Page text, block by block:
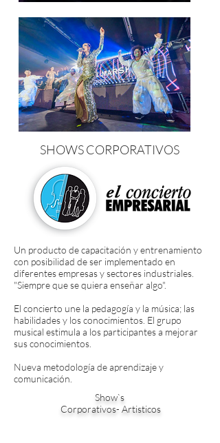
SHOWS CORPORATIVOS
Un producto de capacitación y entrenamiento
con posibilidad de ser implementado en
diferentes empresas y sectores industriales.
"Siempre que se quiera enseñar algo".
El concierto une la pedagogía y la música; las
habilidades y los conocimientos. El grupo
musical estimula a los participantes a mejorar
sus conocimientos.
Nueva metodología de aprendizaje y
comunicación.
Show`s
Corporativos- Artisticos